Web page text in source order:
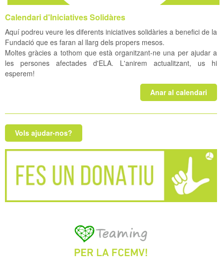
Calendari d'Iniciatives Solidàres
Aquí podreu veure les diferents iniciatives solidàries a benefici de la
Fundació que es faran al llarg dels propers mesos.
Moltes gràcies a tothom que està organitzant-ne una per ajudar a
les persones afectades d'ELA. L'anirem actualitzant, us hi
esperem!
Anar al calendari
Vols ajudar-nos?